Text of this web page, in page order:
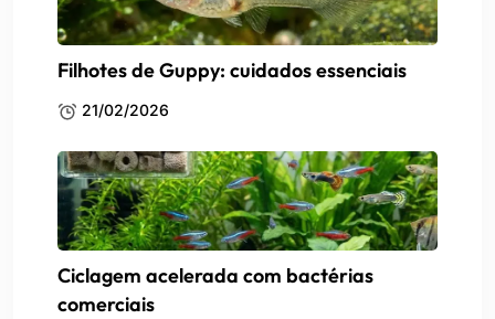
Filhotes de Guppy: cuidados essenciais
21/02/2026
Ciclagem acelerada com bactérias
comerciais